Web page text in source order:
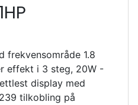
frekvensområde 1.8
effekt i 3 steg, 20W -
display med
tilkobling på